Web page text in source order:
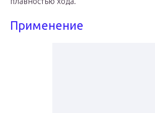
Применение